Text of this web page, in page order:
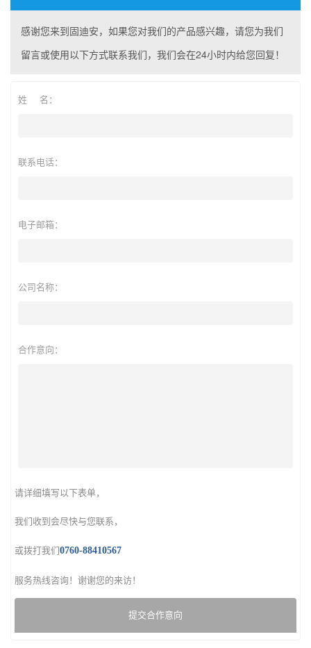
感谢您来到固迪安，如果您对我们的产品感兴趣，请您为我们
留言或使用以下方式联系我们，我们会在24小时内给您回复！
姓 名：
联系电话：
电子邮箱：
公司名称：
合作意向：
请详细填写以下表单，
我们收到会尽快与您联系，
或拨打我们0760-88410567
服务热线咨询！谢谢您的来访！
提交合作意向